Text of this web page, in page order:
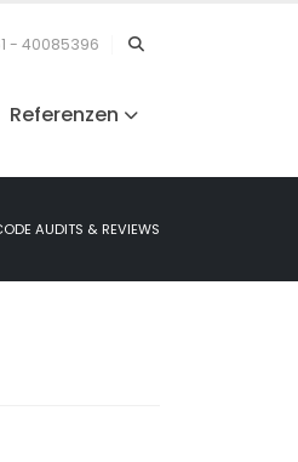
- 40085396
Referenzen
AUDITS & REVIEWS